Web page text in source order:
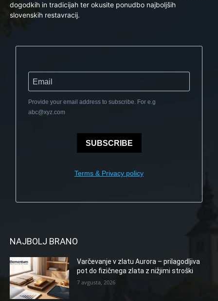
dogodkih in tradicijah ter okusite ponudbo najboljših
slovenskih restavracij.
Provide your email address to subscribe. For e.g
abc@xyz.com
SUBSCRIBE
Terms & Privacy policy
NAJBOLJ BRANO
Varčevanje v zlatu Aurora – prilagodljiva
pot do fizičnega zlata z nižjimi stroški
7 avgusta, 2026